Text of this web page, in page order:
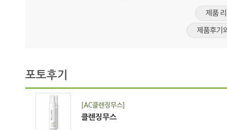
포토후기
[AC클렌징무스]
클렌징무스